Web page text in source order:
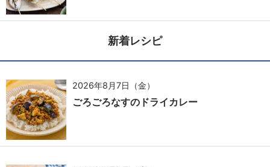
新着レシピ
2026年8月7日（金）
ごろごろなすのドライカレー